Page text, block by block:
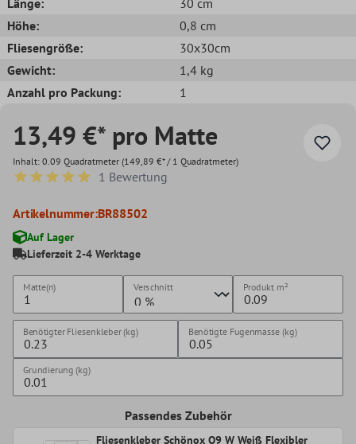
Höhe:
0,8 cm
Fliesengröße:
30x30cm
Gewicht:
1,4 kg
Anzahl pro Packung:
1
13,49 €* pro Matte
Inhalt: 0.09 Quadratmeter (149,89 €* / 1 Quadratmeter)
Durchschnittliche Bewertung von 5 von 5 Sternen
1 Bewertung
Artikelnummer:BR88502
Auf Lager
Lieferzeit 2-4 Werktage
Matte(n) Verschnitt Produkt m²
Benötigter Fliesenkleber (kg) Benötigte Fugenmasse (kg)
Grundierung (kg)
Passendes Zubehör
Fliesenkleber Schönox Q9 W Weiß Flexibler